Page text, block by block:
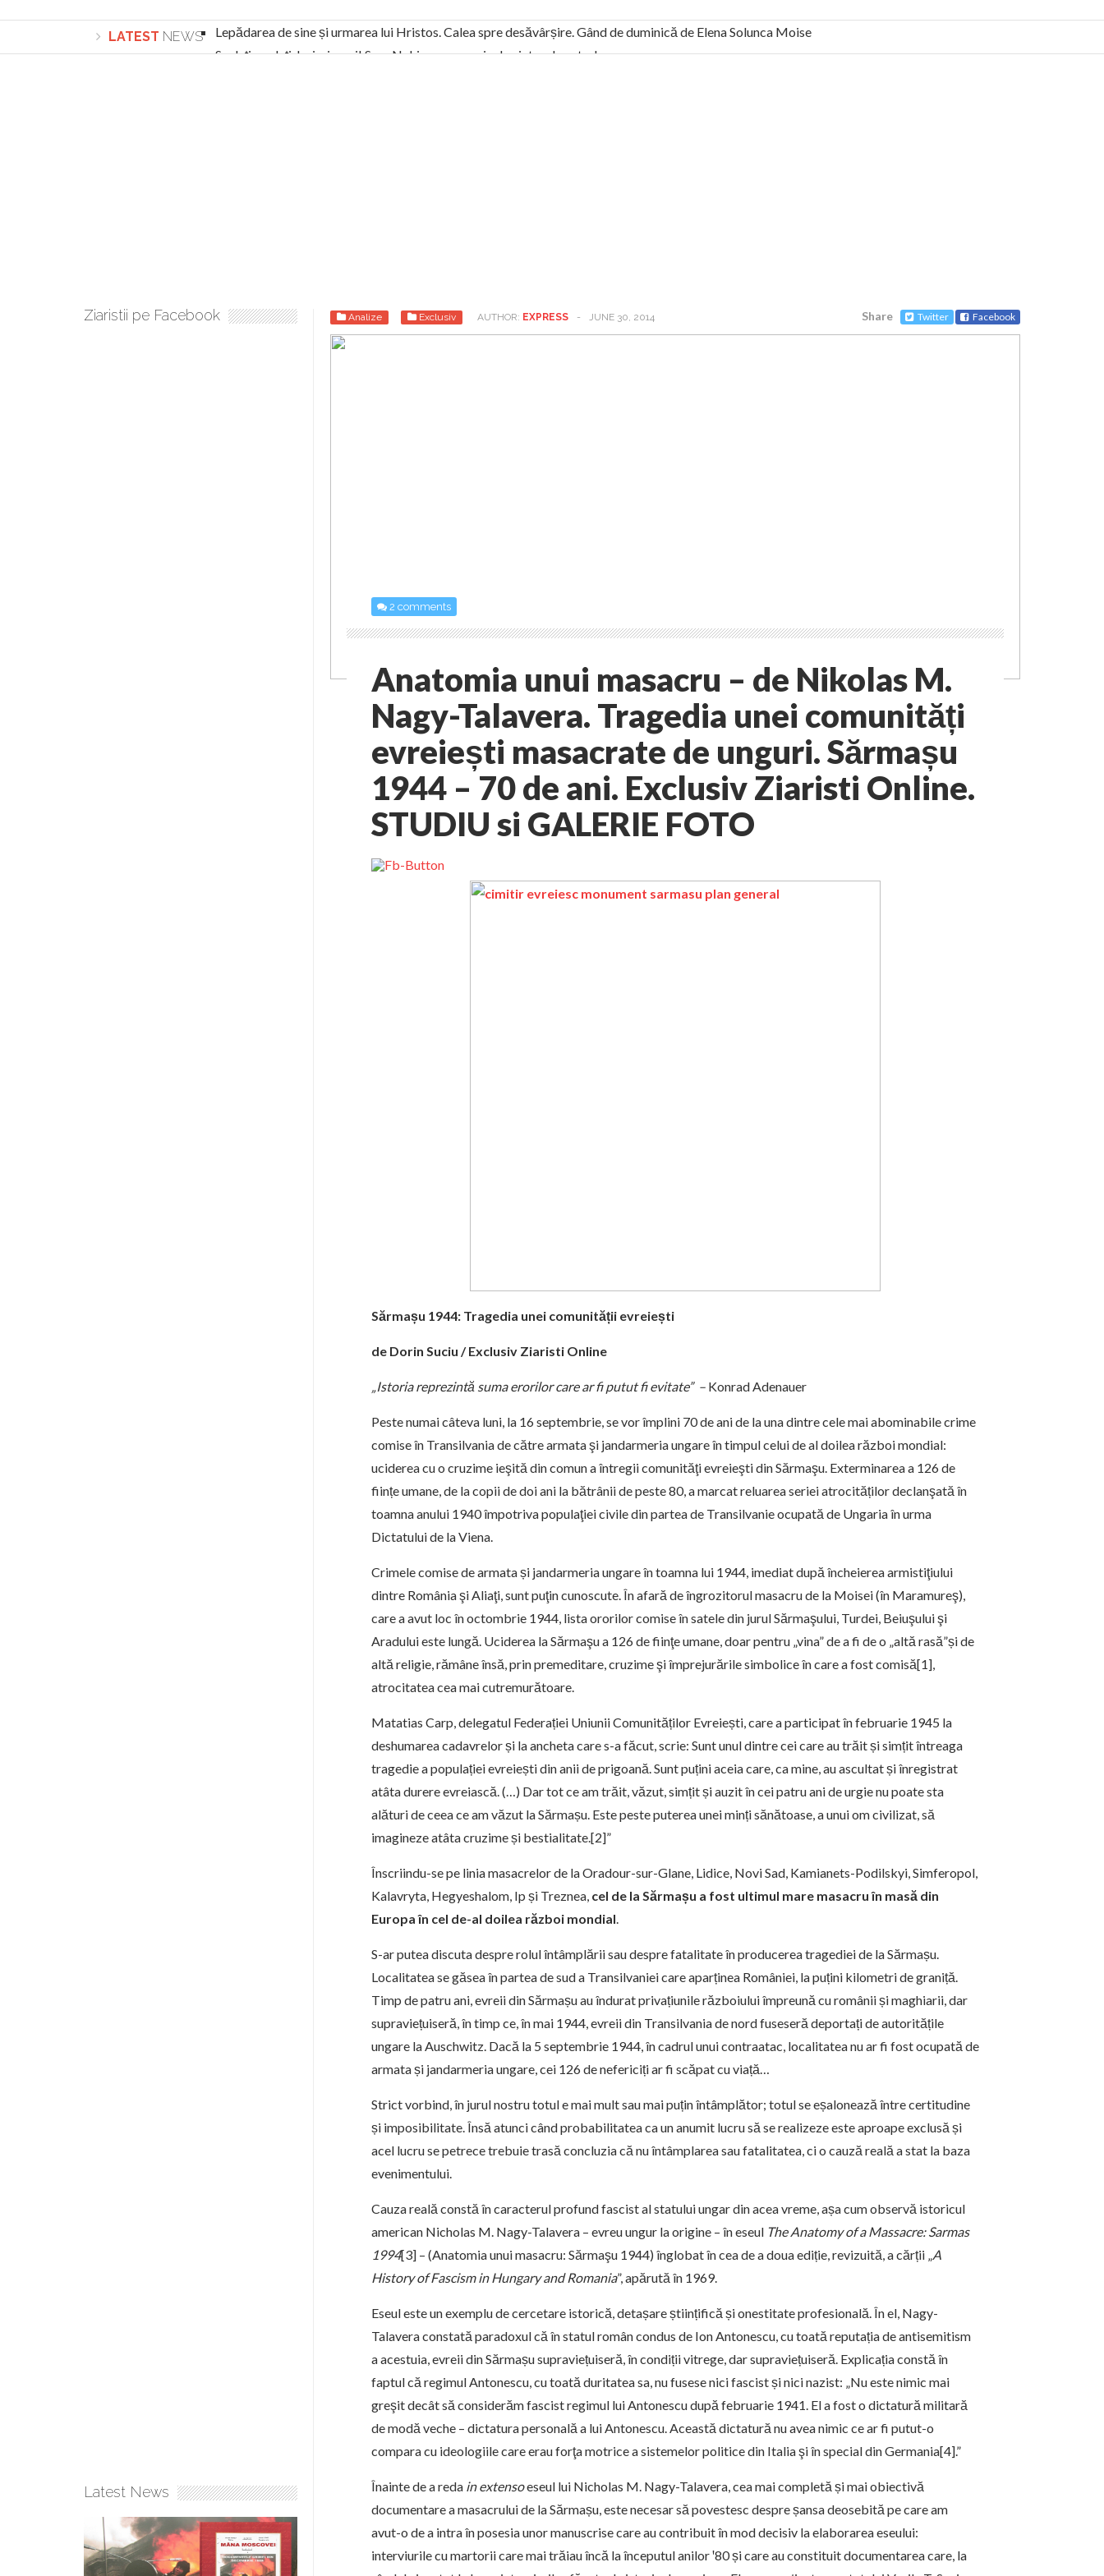
LATEST NEWS
Lepădarea de sine și urmarea lui Hristos. Calea spre desăvârșire. Gând de duminică de Elena Solunca Moise
Sculați, sculați, boieri mari! Sara Nukina are nevoie de ajutorul nostru!
Analize Exclusiv AUTHOR: EXPRESS - JUNE 30, 2014 Share Twitter Facebook
2 comments
Anatomia unui masacru – de Nikolas M.
Nagy-Talavera. Tragedia unei comunități
evreiești masacrate de unguri. Sărmașu
1944 – 70 de ani. Exclusiv Ziaristi Online.
STUDIU si GALERIE FOTO
Sărmașu 1944: Tragedia unei comunității evreiești
de Dorin Suciu / Exclusiv Ziaristi Online
„Istoria reprezintă suma erorilor care ar fi putut fi evitate” – Konrad Adenauer
Peste numai câteva luni, la 16 septembrie, se vor împlini 70 de ani de la una dintre cele mai abominabile crime
comise în Transilvania de către armata şi jandarmeria ungare în timpul celui de al doilea război mondial:
uciderea cu o cruzime ieşită din comun a întregii comunităţi evreieşti din Sărmaşu. Exterminarea a 126 de
ființe umane, de la copii de doi ani la bătrânii de peste 80, a marcat reluarea seriei atrocităților declanşată în
toamna anului 1940 împotriva populaţiei civile din partea de Transilvanie ocupată de Ungaria în urma
Dictatului de la Viena.
Crimele comise de armata și jandarmeria ungare în toamna lui 1944, imediat după încheierea armistiţiului
dintre România şi Aliaţi, sunt puţin cunoscute. În afară de îngrozitorul masacru de la Moisei (în Maramureş),
care a avut loc în octombrie 1944, lista ororilor comise în satele din jurul Sărmaşului, Turdei, Beiuşului şi
Aradului este lungă. Uciderea la Sărmaşu a 126 de fiinţe umane, doar pentru „vina” de a fi de o „altă rasă”și de
altă religie, rămâne însă, prin premeditare, cruzime şi împrejurările simbolice în care a fost comisă[1],
atrocitatea cea mai cutremurătoare.
Matatias Carp, delegatul Federației Uniunii Comunităților Evreiești, care a participat în februarie 1945 la
deshumarea cadavrelor și la ancheta care s-a făcut, scrie: Sunt unul dintre cei care au trăit și simțit întreaga
tragedie a populației evreiești din anii de prigoană. Sunt puțini aceia care, ca mine, au ascultat și înregistrat
atâta durere evreiască. (…) Dar tot ce am trăit, văzut, simțit și auzit în cei patru ani de urgie nu poate sta
alături de ceea ce am văzut la Sărmașu. Este peste puterea unei minți sănătoase, a unui om civilizat, să
imagineze atâta cruzime și bestialitate.[2]”
Înscriindu-se pe linia masacrelor de la Oradour-sur-Glane, Lidice, Novi Sad, Kamianets-Podilskyi, Simferopol,
Kalavryta, Hegyeshalom, Ip și Treznea, cel de la Sărmașu a fost ultimul mare masacru în masă din
Europa în cel de-al doilea război mondial.
S-ar putea discuta despre rolul întâmplării sau despre fatalitate în producerea tragediei de la Sărmașu.
Localitatea se găsea în partea de sud a Transilvaniei care aparținea României, la puțini kilometri de graniță.
Timp de patru ani, evreii din Sărmașu au îndurat privațiunile războiului împreună cu românii și maghiarii, dar
supraviețuiseră, în timp ce, în mai 1944, evreii din Transilvania de nord fuseseră deportați de autoritățile
ungare la Auschwitz. Dacă la 5 septembrie 1944, în cadrul unui contraatac, localitatea nu ar fi fost ocupată de
armata și jandarmeria ungare, cei 126 de nefericiți ar fi scăpat cu viață…
Strict vorbind, în jurul nostru totul e mai mult sau mai puțin întâmplător; totul se eșalonează între certitudine
și imposibilitate. Însă atunci când probabilitatea ca un anumit lucru să se realizeze este aproape exclusă și
acel lucru se petrece trebuie trasă concluzia că nu întâmplarea sau fatalitatea, ci o cauză reală a stat la baza
evenimentului.
Cauza reală constă în caracterul profund fascist al statului ungar din acea vreme, așa cum observă istoricul
american Nicholas M. Nagy-Talavera – evreu ungur la origine – în eseul The Anatomy of a Massacre: Sarmas
1994[3] – (Anatomia unui masacru: Sărmaşu 1944) înglobat în cea de a doua ediție, revizuită, a cărții „A
History of Fascism in Hungary and Romania”, apărută în 1969.
Eseul este un exemplu de cercetare istorică, detașare științifică și onestitate profesională. În el, Nagy-
Talavera constată paradoxul că în statul român condus de Ion Antonescu, cu toată reputația de antisemitism
a acestuia, evreii din Sărmașu supraviețuiseră, în condiții vitrege, dar supraviețuiseră. Explicația constă în
faptul că regimul Antonescu, cu toată duritatea sa, nu fusese nici fascist și nici nazist: „Nu este nimic mai
greşit decât să considerăm fascist regimul lui Antonescu după februarie 1941. El a fost o dictatură militară
de modă veche – dictatura personală a lui Antonescu. Această dictatură nu avea nimic ce ar fi putut-o
compara cu ideologiile care erau forţa motrice a sistemelor politice din Italia şi în special din Germania[4].”
Înainte de a reda in extensoeseul lui Nicholas M. Nagy-Talavera, cea mai completă și mai obiectivă
documentare a masacrului de la Sărmașu, este necesar să povestesc despre șansa deosebită pe care am
avut-o de a intra în posesia unor manuscrise care au contribuit în mod decisiv la elaborarea eseului:
interviurile cu martorii care mai trăiau încă la începutul anilor ꞌ80 și care au constituit documentarea care, la
Ziaristii pe Facebook
Latest News